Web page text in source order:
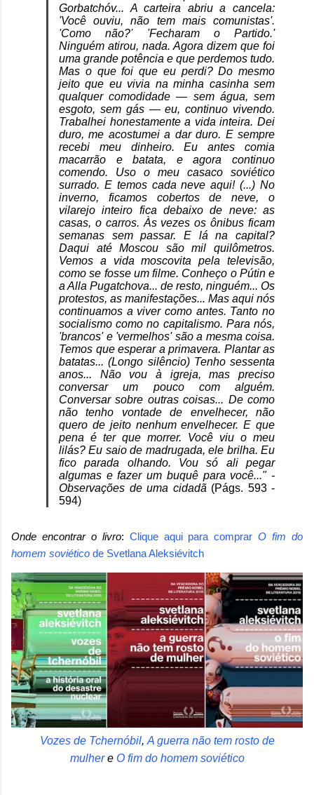
Gorbatchóv... A carteira abriu a cancela:
'Você ouviu, não tem mais comunistas'.
'Como não?' 'Fecharam o Partido.'
Ninguém atirou, nada. Agora dizem que foi
uma grande potência e que perdemos tudo.
Mas o que foi que eu perdi? Do mesmo
jeito que eu vivia na minha casinha sem
qualquer comodidade — sem água, sem
esgoto, sem gás — eu, continuo vivendo.
Trabalhei honestamente a vida inteira. Dei
duro, me acostumei a dar duro. E sempre
recebi meu dinheiro. Eu antes comia
macarrão e batata, e agora continuo
comendo. Uso o meu casaco soviético
surrado. E temos cada neve aqui! (...) No
inverno, ficamos cobertos de neve, o
vilarejo inteiro fica debaixo de neve: as
casas, o carros. Às vezes os ônibus ficam
semanas sem passar. E lá na capital?
Daqui até Moscou são mil quilômetros.
Vemos a vida moscovita pela televisão,
como se fosse um filme. Conheço o Pútin e
a Alla Pugatchova... de resto, ninguém... Os
protestos, as manifestações... Mas aqui nós
continuamos a viver como antes. Tanto no
socialismo como no capitalismo. Para nós,
'brancos' e 'vermelhos' são a mesma coisa.
Temos que esperar a primavera. Plantar as
batatas... (Longo silêncio) Tenho sessenta
anos... Não vou à igreja, mas preciso
conversar um pouco com alguém.
Conversar sobre outras coisas... De como
não tenho vontade de envelhecer, não
quero de jeito nenhum envelhecer. E que
pena é ter que morrer. Você viu o meu
lilás? Eu saio de madrugada, ele brilha. Eu
fico parada olhando. Vou só ali pegar
algumas e fazer um buquê para você..." -
Observações de uma cidadã(Págs. 593 -
594)
Onde encontrar o livro: Clique aqui para comprarO fim do
homem soviético de Svetlana Aleksiévitch
Vozes de Tchernóbil, A guerra não tem rosto de
mulhere O fim do homem soviético